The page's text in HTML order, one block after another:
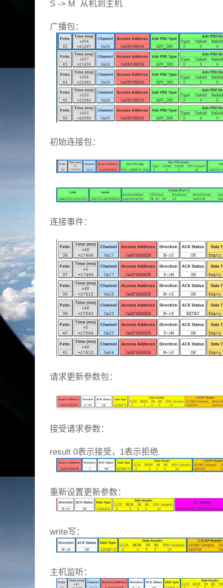
S -> M 从机到主机
广播包：
初始连接包：
连接事件：
请求更新参数包：
接受请求参数：
result 0表示接受，1表示拒绝
重新设置更新参数：
write写：
主机监听：